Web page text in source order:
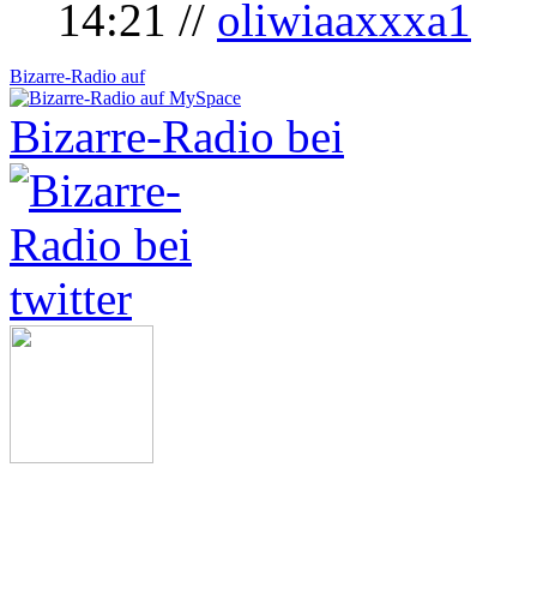
14:21 // oliwiaaxxxa1
Bizarre-Radio auf
Bizarre-Radio bei